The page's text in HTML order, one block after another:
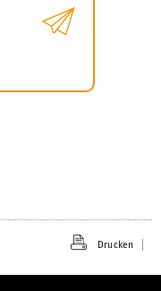
Drucken